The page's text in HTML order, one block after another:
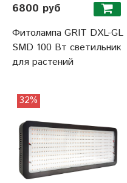
6800 руб
Фитолампа GRIT DXL-GL
SMD 100 Вт светильник
для растений
32%